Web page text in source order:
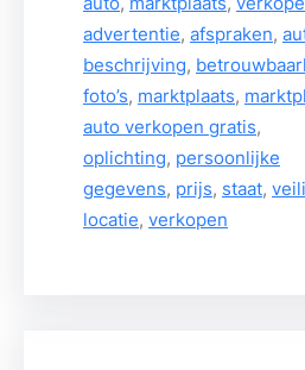
advertentie, afspraken,
beschrijving,
foto’s, marktplaats,
auto verkopen gratis
oplichting, persoonlijke
gegevens, prijs, staat,
locatie, verkopen